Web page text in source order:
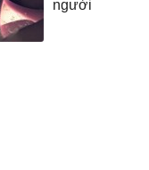
người